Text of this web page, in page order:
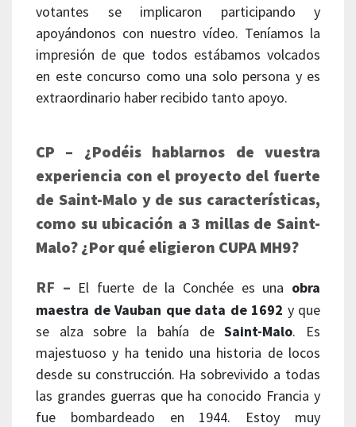
votantes se implicaron participando y
apoyándonos con nuestro vídeo. Teníamos la
impresión de que todos estábamos volcados
en este concurso como una solo persona y es
extraordinario haber recibido tanto apoyo.
CP – ¿Podéis hablarnos de vuestra
experiencia con el proyecto del fuerte
de Saint-Malo y de sus características,
como su ubicación a 3 millas de Saint-
Malo? ¿Por qué eligieron CUPA MH9?
RF – El fuerte de la Conchée es una obra
maestra de Vauban que data de 1692 y que
se alza sobre la bahía deSaint-Malo. Es
majestuoso y ha tenido una historia de locos
desde su construcción. Ha sobrevivido a todas
las grandes guerras que ha conocido Francia y
fue bombardeado en 1944. Estoy muy